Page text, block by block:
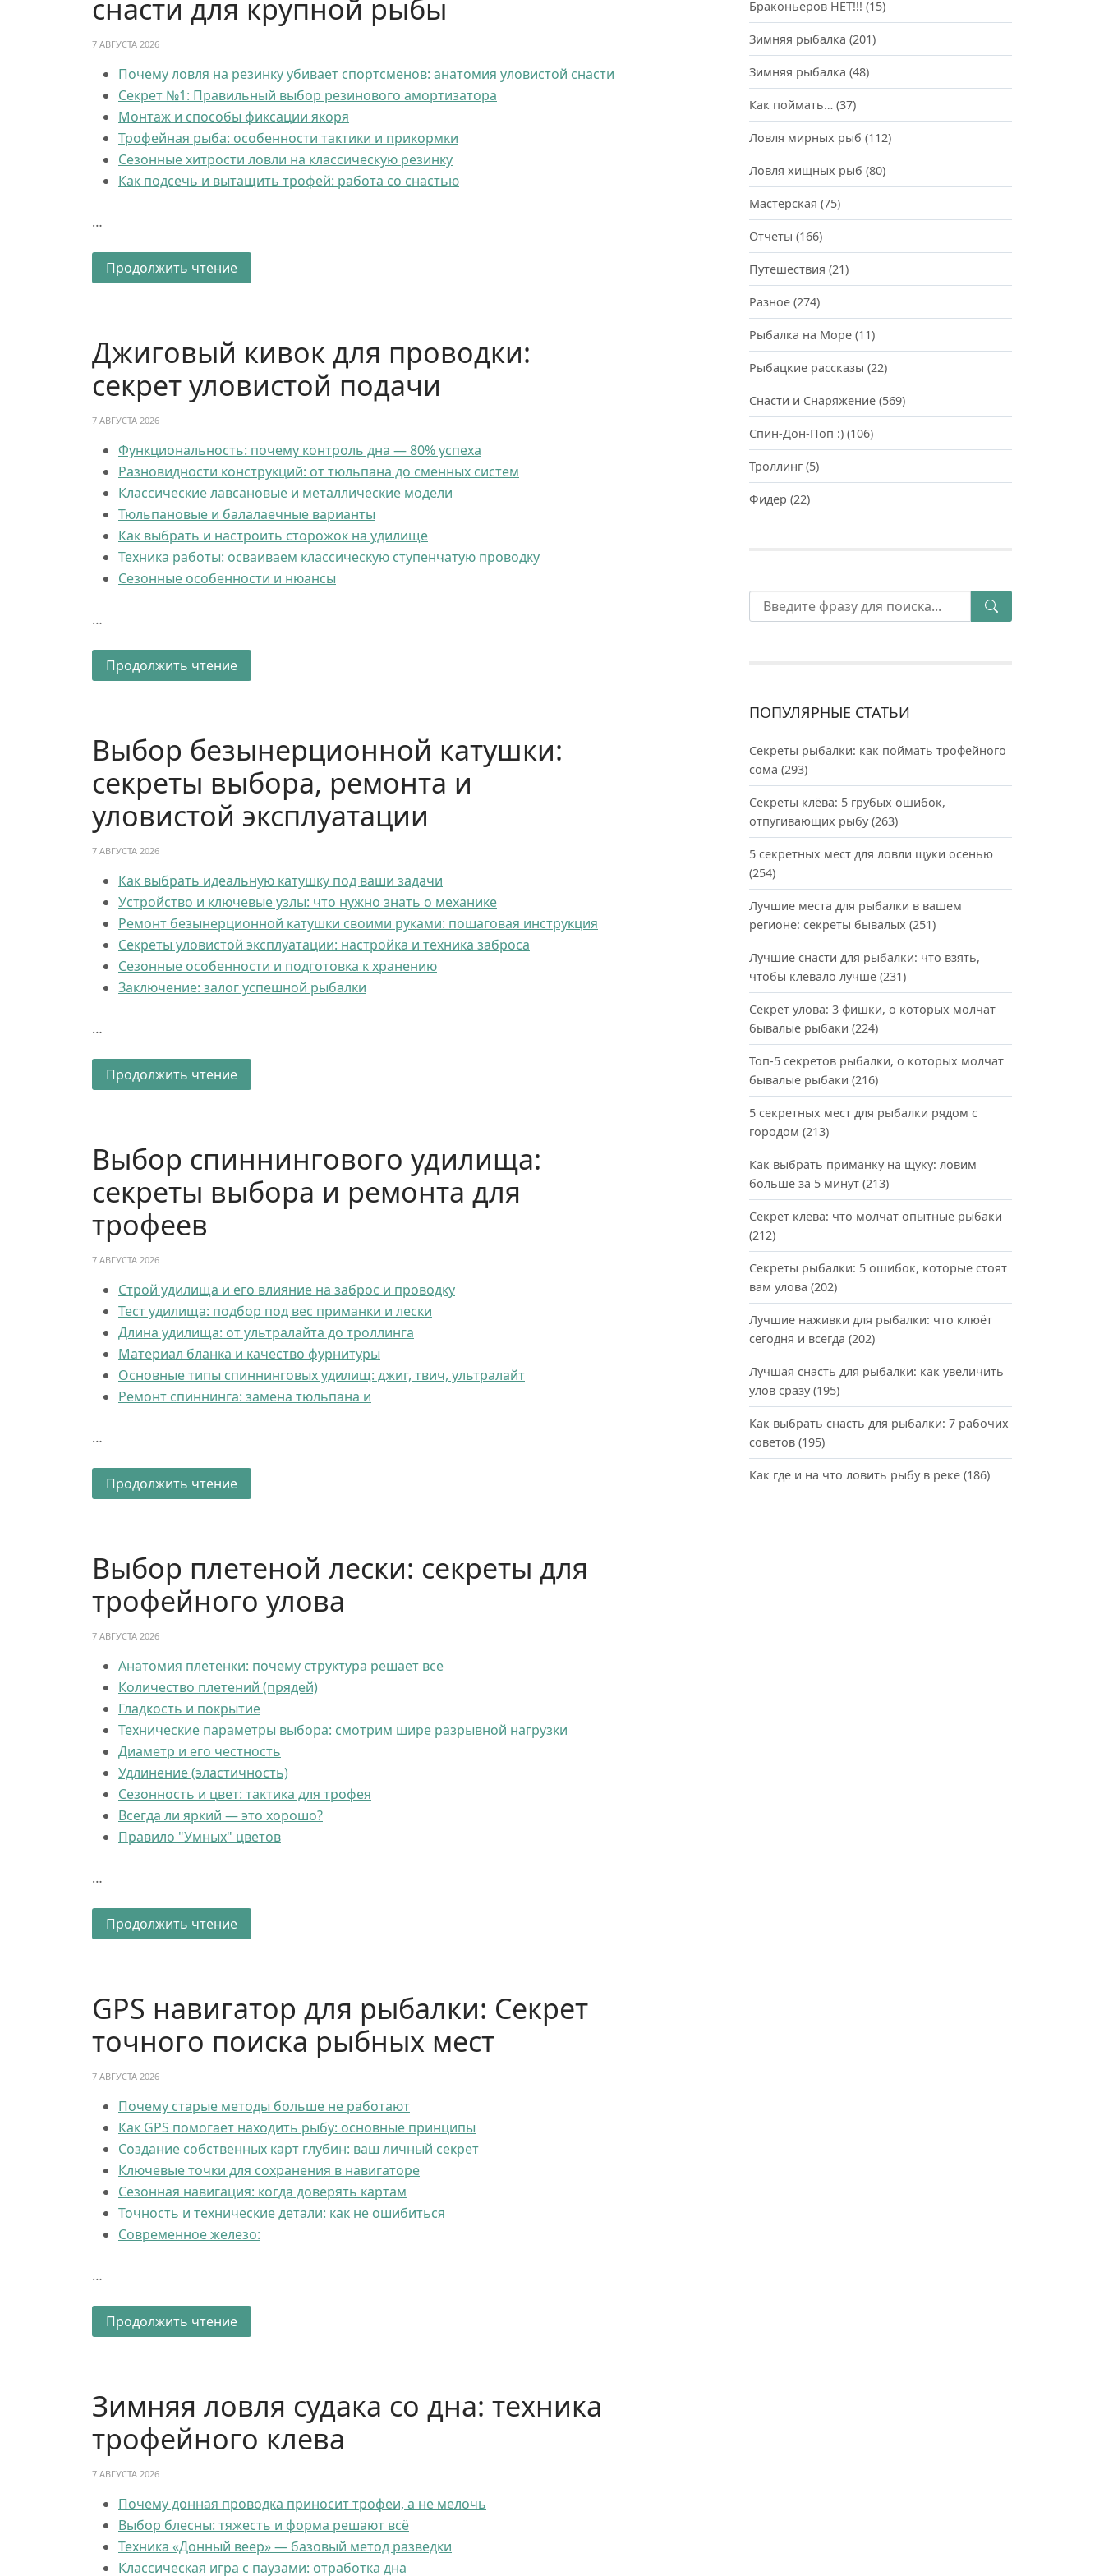
снасти для крупной рыбы
7 АВГУСТА 2026
Почему ловля на резинку убивает спортсменов: анатомия уловистой снасти
Секрет №1: Правильный выбор резинового амортизатора
Монтаж и способы фиксации якоря
Трофейная рыба: особенности тактики и прикормки
Сезонные хитрости ловли на классическую резинку
Как подсечь и вытащить трофей: работа со снастью
…
Продолжить чтение
Джиговый кивок для проводки:
секрет уловистой подачи
7 АВГУСТА 2026
Функциональность: почему контроль дна — 80% успеха
Разновидности конструкций: от тюльпана до сменных систем
Классические лавсановые и металлические модели
Тюльпановые и балалаечные варианты
Как выбрать и настроить сторожок на удилище
Техника работы: осваиваем классическую ступенчатую проводку
Сезонные особенности и нюансы
…
Продолжить чтение
Выбор безынерционной катушки:
секреты выбора, ремонта и
уловистой эксплуатации
7 АВГУСТА 2026
Как выбрать идеальную катушку под ваши задачи
Устройство и ключевые узлы: что нужно знать о механике
Ремонт безынерционной катушки своими руками: пошаговая инструкция
Секреты уловистой эксплуатации: настройка и техника заброса
Сезонные особенности и подготовка к хранению
Заключение: залог успешной рыбалки
…
Продолжить чтение
Выбор спиннингового удилища:
секреты выбора и ремонта для
трофеев
7 АВГУСТА 2026
Строй удилища и его влияние на заброс и проводку
Тест удилища: подбор под вес приманки и лески
Длина удилища: от ультралайта до троллинга
Материал бланка и качество фурнитуры
Основные типы спиннинговых удилищ: джиг, твич, ультралайт
Ремонт спиннинга: замена тюльпана и
…
Продолжить чтение
Выбор плетеной лески: секреты для
трофейного улова
7 АВГУСТА 2026
Анатомия плетенки: почему структура решает все
Количество плетений (прядей)
Гладкость и покрытие
Технические параметры выбора: смотрим шире разрывной нагрузки
Диаметр и его честность
Удлинение (эластичность)
Сезонность и цвет: тактика для трофея
Всегда ли яркий — это хорошо?
Правило "Умных" цветов
…
Продолжить чтение
GPS навигатор для рыбалки: Секрет
точного поиска рыбных мест
7 АВГУСТА 2026
Почему старые методы больше не работают
Как GPS помогает находить рыбу: основные принципы
Создание собственных карт глубин: ваш личный секрет
Ключевые точки для сохранения в навигаторе
Сезонная навигация: когда доверять картам
Точность и технические детали: как не ошибиться
Современное железо:
…
Продолжить чтение
Зимняя ловля судака со дна: техника
трофейного клева
7 АВГУСТА 2026
Почему донная проводка приносит трофеи, а не мелочь
Выбор блесны: тяжесть и форма решают всё
Техника «Донный веер» — базовый метод разведки
Классическая игра с паузами: отработка дна
Браконьеров НЕТ!!! (15)
Зимняя рыбалка (201)
Зимняя рыбалка (48)
Как поймать… (37)
Ловля мирных рыб (112)
Ловля хищных рыб (80)
Мастерская (75)
Отчеты (166)
Путешествия (21)
Разное (274)
Рыбалка на Море (11)
Рыбацкие рассказы (22)
Снасти и Снаряжение (569)
Спин-Дон-Поп :) (106)
Троллинг (5)
Фидер (22)
ПОПУЛЯРНЫЕ СТАТЬИ
Секреты рыбалки: как поймать трофейного
сома (293)
Секреты клёва: 5 грубых ошибок,
отпугивающих рыбу (263)
5 секретных мест для ловли щуки осенью
(254)
Лучшие места для рыбалки в вашем
регионе: секреты бывалых (251)
Лучшие снасти для рыбалки: что взять,
чтобы клевало лучше (231)
Секрет улова: 3 фишки, о которых молчат
бывалые рыбаки (224)
Топ-5 секретов рыбалки, о которых молчат
бывалые рыбаки (216)
5 секретных мест для рыбалки рядом с
городом (213)
Как выбрать приманку на щуку: ловим
больше за 5 минут (213)
Секрет клёва: что молчат опытные рыбаки
(212)
Секреты рыбалки: 5 ошибок, которые стоят
вам улова (202)
Лучшие наживки для рыбалки: что клюёт
сегодня и всегда (202)
Лучшая снасть для рыбалки: как увеличить
улов сразу (195)
Как выбрать снасть для рыбалки: 7 рабочих
советов (195)
Как где и на что ловить рыбу в реке (186)